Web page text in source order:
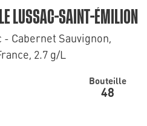
LUSSAC-SAINT-ÉMILION
Cabernet Sauvignon,
2.7 g/L
Bouteille
48